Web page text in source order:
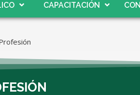
CAPACITACIÓN